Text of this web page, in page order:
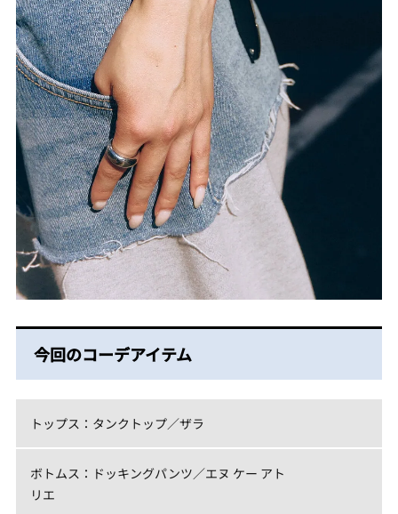
今回のコーデアイテム
トップス：タンクトップ／ザラ
ボトムス：ドッキングパンツ／エヌ ケー アト
リエ